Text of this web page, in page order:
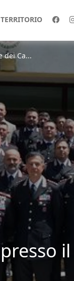
TERRITORIO
dei Ca...